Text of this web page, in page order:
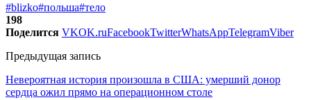
#blizko#польша#тело
198
Поделится VKOK.ruFacebookTwitterWhatsAppTelegramViber
Предыдущая запись
Невероятная история произошла в США: умерший донор
сердца ожил прямо на операционном столе